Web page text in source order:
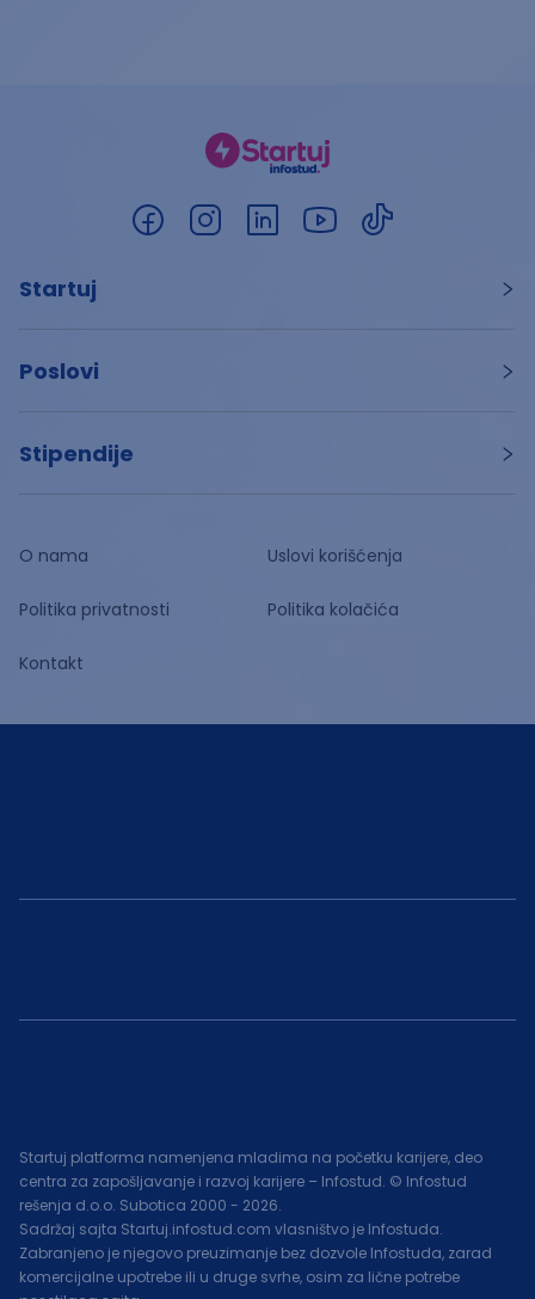
Startuj
Poslovi
Stipendije
O nama Uslovi korišćenja
Politika privatnosti Politika kolačića
Kontakt
Startuj platforma namenjena mladima na početku karijere, deo
centra za zapošljavanje i razvoj karijere – Infostud. © Infostud
rešenja d.o.o. Subotica 2000 - 2026.
Sadržaj sajta Startuj.infostud.com vlasništvo je Infostuda.
Zabranjeno je njegovo preuzimanje bez dozvole Infostuda, zarad
komercijalne upotrebe ili u druge svrhe, osim za lične potrebe